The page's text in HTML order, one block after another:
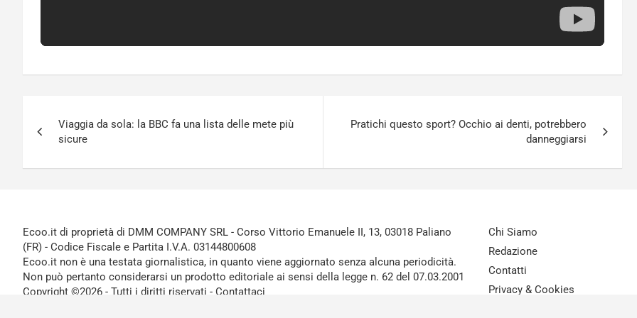
articoli
Viaggia da sola: la BBC fa una lista delle mete più
sicure
Pratichi questo sport? Occhio ai denti, potrebbero
danneggiarsi
Ecoo.it di proprietà di DMM COMPANY SRL - Corso Vittorio Emanuele II, 13, 03018 Paliano
(FR) - Codice Fiscale e Partita I.V.A. 03144800608
Ecoo.it non è una testata giornalistica, in quanto viene aggiornato senza alcuna periodicità.
Non può pertanto considerarsi un prodotto editoriale ai sensi della legge n. 62 del 07.03.2001
Copyright ©2026 - Tutti i diritti riservati - Contattaci
Chi Siamo
Redazione
Contatti
Privacy & Cookies